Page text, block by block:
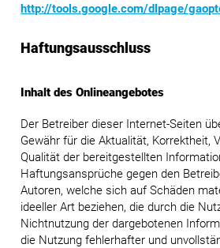
http://tools.google.com/dlpage/
Haftungsausschluss
Inhalt des Onlineangebotes
Der Betreiber dieser Internet-Seiten
Gewähr für die Aktualität, Korrektheit,
Qualität der bereitgestellten
Haftungsansprüche gegen den
Autoren, welche sich auf Schäden
ideeller Art beziehen, die durch die
Nichtnutzung der dargebotenen
die Nutzung fehlerhafter und